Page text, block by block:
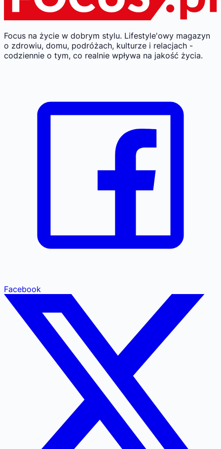
Focus na życie w dobrym stylu. Lifestyle'owy magazyn
o zdrowiu, domu, podróżach, kulturze i relacjach -
codziennie o tym, co realnie wpływa na jakość życia.
Facebook